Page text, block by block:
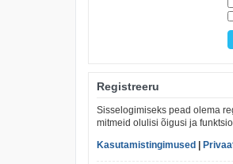
Registreeru
Sisselogimiseks pead olema
mitmeid olulisi õigusi ja
Kasutamistingimused